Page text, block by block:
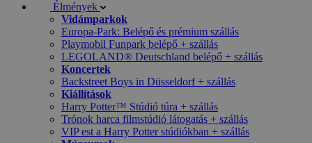
Élmények
Vidámparkok
Europa-Park: Belépő és prémium szállás
Playmobil Funpark belépő + szállás
LEGOLAND® Deutschland belépő + szállás
Koncertek
Backstreet Boys in Düsseldorf + szállás
Kiállítások
Harry Potter™ Stúdió túra + szállás
Trónok harca filmstúdió látogatás + szállás
VIP est a Harry Potter stúdiókban + szállás